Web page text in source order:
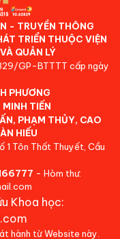
- TRUYỀN THÔNG
TRIỂN THUỘC VIỆN
QUẢN LÝ
GP-BTTTT cấp ngày
PHƯƠNG
MINH TIẾN
PHẠM THỦY, CAO
HIẾU
1 Tôn Thất Thuyết, Cầu
- Hòm thư:
Khoa học:
hành từ Website này.